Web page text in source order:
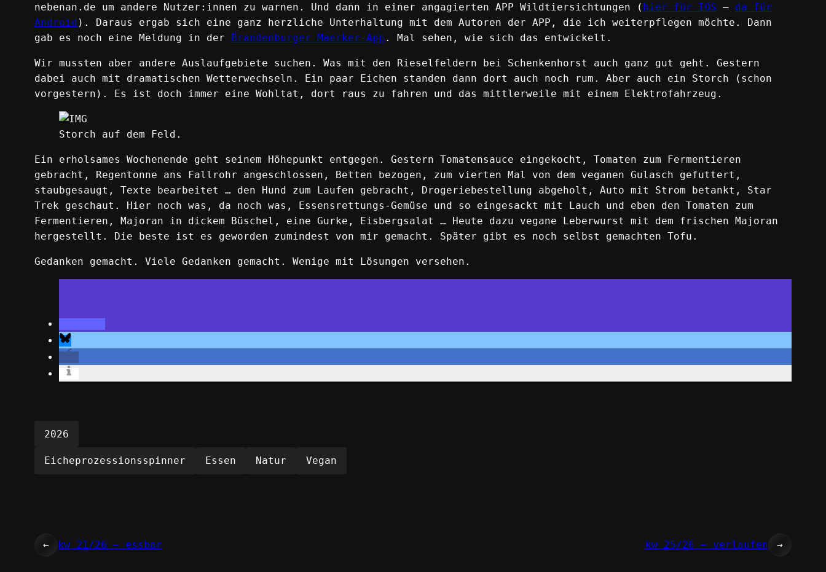
nebenan.de um andere Nutzer:innen zu warnen. Und dann in einer angagierten APP Wildtiersichtungen ( hier für IOS – da für
Android ). Daraus ergab sich eine ganz herzliche Unterhaltung mit dem Autoren der APP, die ich weiterpflegen möchte. Dann
gab es noch eine Meldung in der Brandenburger Maerker-App . Mal sehen, wie sich das entwickelt.
Wir mussten aber andere Auslaufgebiete suchen. Was mit den Rieselfeldern bei Schenkenhorst auch ganz gut geht. Gestern
dabei auch mit dramatischen Wetterwechseln. Ein paar Eichen standen dann dort auch noch rum. Aber auch ein Storch (schon
vorgestern). Es ist doch immer eine Wohltat, dort raus zu fahren und das mittlerweile mit einem Elektrofahrzeug.
Storch auf dem Feld.
Ein erholsames Wochenende geht seinem Höhepunkt entgegen. Gestern Tomatensauce eingekocht, Tomaten zum Fermentieren
gebracht, Regentonne ans Fallrohr angeschlossen, Betten bezogen, zum vierten Mal von dem veganen Gulasch gefuttert,
staubgesaugt, Texte bearbeitet … den Hund zum Laufen gebracht, Drogeriebestellung abgeholt, Auto mit Strom betankt, Star
Trek geschaut. Hier noch was, da noch was, Essensrettungs-Gemüse und so eingesackt mit Lauch und eben den Tomaten zum
Fermentieren, Majoran in dickem Büschel, eine Gurke, Eisbergsalat … Heute dazu vegane Leberwurst mit dem frischen Majoran
hergestellt. Die beste ist es geworden zumindest von mir gemacht. Später gibt es noch selbst gemachten Tofu.
Gedanken gemacht. Viele Gedanken gemacht. Wenige mit Lösungen versehen.
2026
Eicheprozessionsspinner Essen Natur Vegan
← kw 21/26 – essbar kw 25/26 – verlaufen →